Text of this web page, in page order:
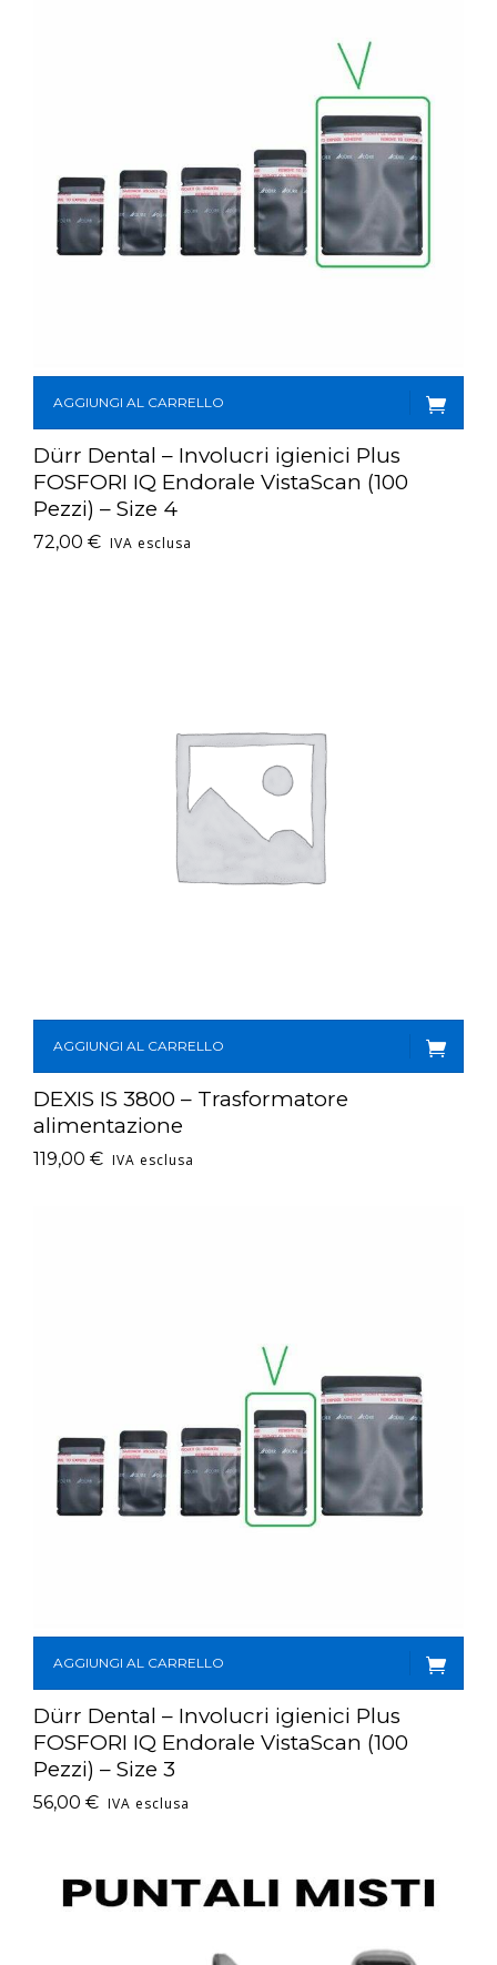
AGGIUNGI AL CARRELLO
Dürr Dental – Involucri igienici Plus
FOSFORI IQ Endorale VistaScan (100
Pezzi) – Size 4
72,00 € IVA esclusa
AGGIUNGI AL CARRELLO
DEXIS IS 3800 – Trasformatore
alimentazione
119,00 € IVA esclusa
AGGIUNGI AL CARRELLO
Dürr Dental – Involucri igienici Plus
FOSFORI IQ Endorale VistaScan (100
Pezzi) – Size 3
56,00 € IVA esclusa